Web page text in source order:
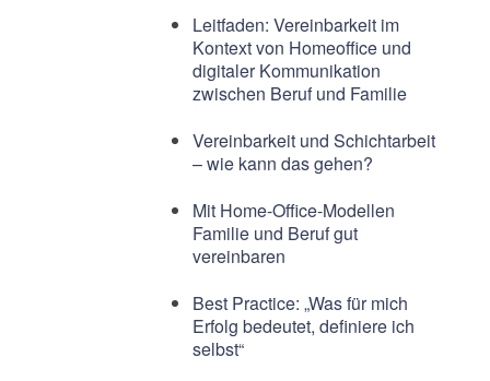
Leitfaden: Vereinbarkeit im
Kontext von Homeoffice und
digitaler Kommunikation
zwischen Beruf und Familie
Vereinbarkeit und Schichtarbeit
– wie kann das gehen?
Mit Home-Office-Modellen
Familie und Beruf gut
vereinbaren
Best Practice: „Was für mich
Erfolg bedeutet, definiere ich
selbst“